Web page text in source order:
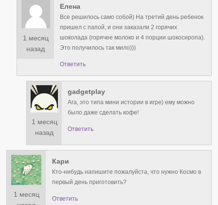
1 месяц
назад
Елена
Все решилось само собой) На третий день ребенок
пришел с папой, и они заказали 2 горячих
шоколада (горячее молоко и 4 порции шокосиропа).
Это получилось так мило)))
Ответить
1 месяц
назад
gadgetplay
Ага, это типа мини истории в игре) ему можно
было даже сделать кофе!
Ответить
1 месяц
Кари
Кто-нибудь напишите пожалуйста, что нужно Космо в
первый день приготовить?
Ответить